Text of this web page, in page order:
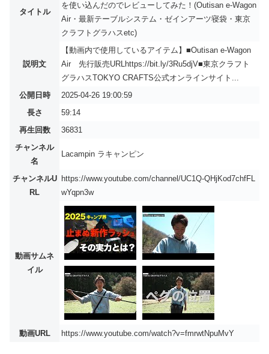
タイトル
を使い込んだのでレビューしてみた！(Outisan e-Wagon
Air・最新テーブルシステム・ゼインアーツ寝袋・東京
クラフトグラハスetc)
説明文
【動画内で使用しているアイテム】■Outisan e-Wagon
Air 先行販売URLhttps://bit.ly/3Ru5djV■東京クラフト
グラハスTOKYO CRAFTS公式オンラインサイト...
公開日時
2025-04-26 19:00:59
長さ
59:14
再生回数
36831
チャンネル
名
Lacampin ラキャンピン
チャンネルU
RL
https://www.youtube.com/channel/UC1Q-QHjKod7chfFL
wYqpn3w
動画サムネ
イル
動画URL https://www.youtube.com/watch?v=fmrwtNpuMvY